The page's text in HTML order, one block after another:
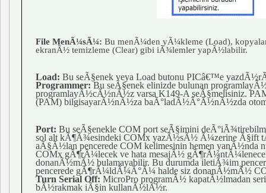
File MenÃ¼sÃ¼: Bu menÃ¼den yÃ¼kleme (Load),
ekranÃ½ temizleme (Clear) gibi iÃ¾lemler yapÃ½labilir.
Load: Bu seÃ§enek veya Load butonu PICâ€™e
Programmer: Bu seÃ§enek elinizde bulunan
programlayÃ½cÃ½nÃ½z varsa K149-A seÃ§melisiniz.
(PAM) bilgisayarÃ½nÃ½za baÃ°ladÃ½Ã°Ã½nÃ½zda
Port: Bu seÃ§enekle COM port seÃ§imini
sol alt kÃ¶Ã¾esindeki COMx yazÃ½sÃ½ Ã¼zerine Ã§ift
aÃ§Ã½lan pencerede COM kelimesinin hemen
COMx gÃ¶rÃ¼lecek ve hata mesajÃ½
donanÃ½mÃ½ bulamayabilir. Bu durumda iletiÃ¾im
pencerede gÃ¶rÃ¼ldÃ¼Ã°Ã¼ halde siz donanÃ½mÃ½
Turn Serial Off: MicroPro programÃ½ kapatÃ½lmadan
bÃ½rakmak iÃ§in kullanÃ½lÃ½r.